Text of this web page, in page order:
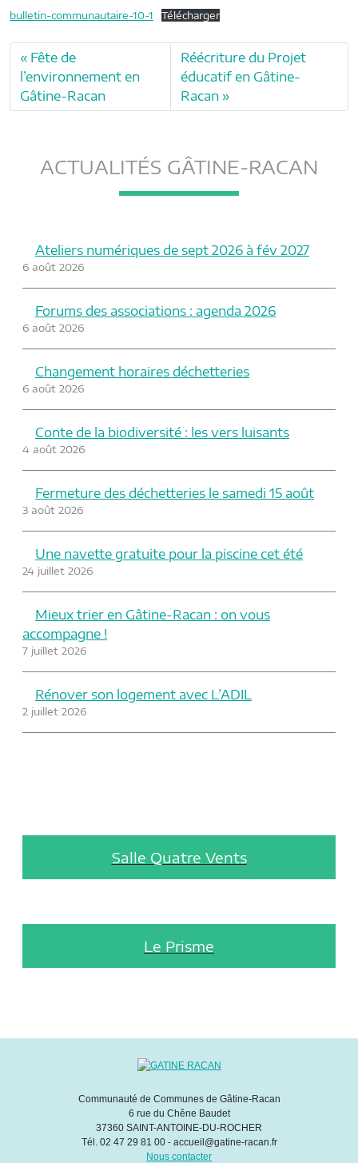
bulletin-communautaire-10-1 Télécharger
Fête de
l’environnement en
Gâtine-Racan
Réécriture du Projet
éducatif en Gâtine-
Racan
ACTUALITÉS GÂTINE-RACAN
Ateliers numériques de sept 2026 à fév 2027
6 août 2026
Forums des associations : agenda 2026
6 août 2026
Changement horaires déchetteries
6 août 2026
Conte de la biodiversité : les vers luisants
4 août 2026
Fermeture des déchetteries le samedi 15 août
3 août 2026
Une navette gratuite pour la piscine cet été
24 juillet 2026
Mieux trier en Gâtine-Racan : on vous
accompagne !
7 juillet 2026
Rénover son logement avec L’ADIL
2 juillet 2026
Salle Quatre Vents
Le Prisme
Communauté de Communes de Gâtine-Racan
6 rue du Chêne Baudet
37360 SAINT-ANTOINE-DU-ROCHER
Tél. 02 47 29 81 00 - accueil@gatine-racan.fr
Nous contacter